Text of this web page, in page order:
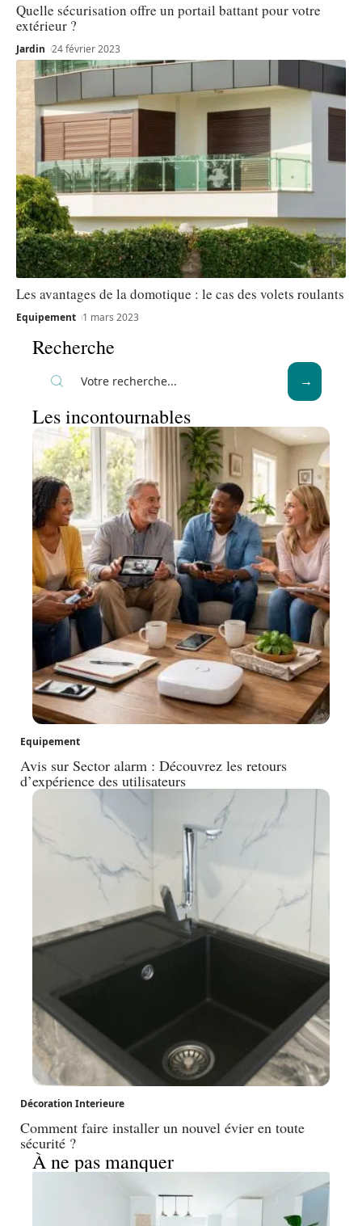
Quelle sécurisation offre un portail battant pour votre
extérieur ?
Jardin 24 février 2023
Les avantages de la domotique : le cas des volets roulants
Equipement 1 mars 2023
Recherche
Les incontournables
Equipement
Avis sur Sector alarm : Découvrez les retours
d’expérience des utilisateurs
Décoration Interieure
Comment faire installer un nouvel évier en toute
sécurité ?
À ne pas manquer